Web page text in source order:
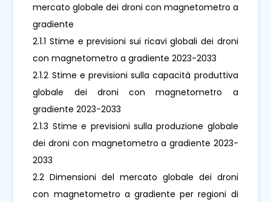
mercato globale dei droni con magnetometro a
gradiente
2.1.1 Stime e previsioni sui ricavi globali dei droni
con magnetometro a gradiente 2023-2033
2.1.2 Stime e previsioni sulla capacità produttiva
globale dei droni con magnetometro a
gradiente 2023-2033
2.1.3 Stime e previsioni sulla produzione globale
dei droni con magnetometro a gradiente 2023-
2033
2.2 Dimensioni del mercato globale dei droni
con magnetometro a gradiente per regioni di